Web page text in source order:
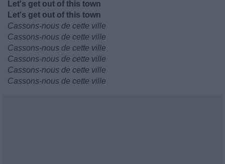
Let's get out of this town
Let's get out of this town
Cassons-nous de cette ville
Cassons-nous de cette ville
Cassons-nous de cette ville
Cassons-nous de cette ville
Cassons-nous de cette ville
Cassons-nous de cette ville